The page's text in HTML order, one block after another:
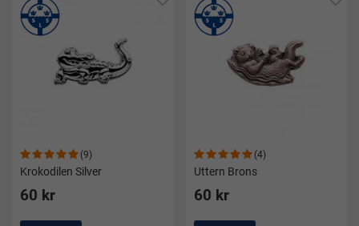
(9)
Krokodilen Silver
60 kr
(4)
Uttern Brons
60 kr